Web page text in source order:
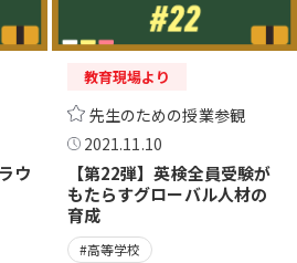
ウ
教育現場より
先生のための授業参観
2021.11.10
【第22弾】英検全員受験が
もたらすグローバル人材の
育成
#高等学校